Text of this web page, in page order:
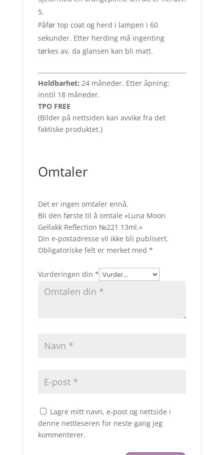
Påfør top coat og herd i lampen i 60
sekunder. Etter herding må ingenting
tørkes av, da glansen kan bli matt.
Holdbarhet: 24 måneder. Etter åpning:
inntil 18 måneder.
TPO FREE
(Bilder på nettsiden kan avvike fra det
faktiske produktet.)
Omtaler
Det er ingen omtaler ennå.
Bli den første til å omtale «Luna Moon
Gellakk Reflection №221 13ml.»
Din e-postadresse vil ikke bli publisert.
Obligatoriske felt er merket med *
Vurderingen din *
Lagre mitt navn, e-post og nettside i
denne nettleseren for neste gang jeg
kommenterer.